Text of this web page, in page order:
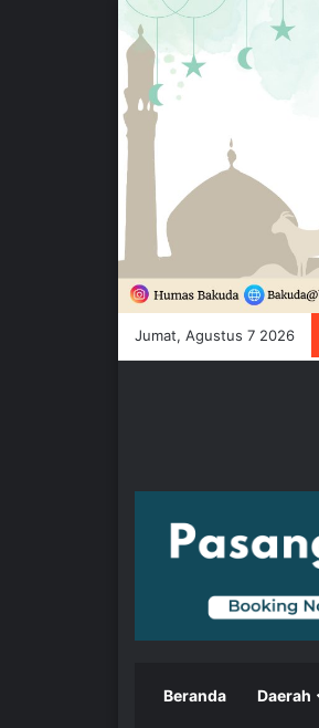
Jumat, Agustus 7 2026
Beranda Daerah